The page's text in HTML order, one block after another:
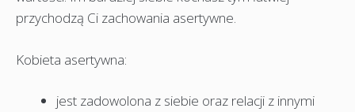
przychodzą Ci zachowania asertywne.
Kobieta asertywna:
jest zadowolona z siebie oraz relacji z innymi